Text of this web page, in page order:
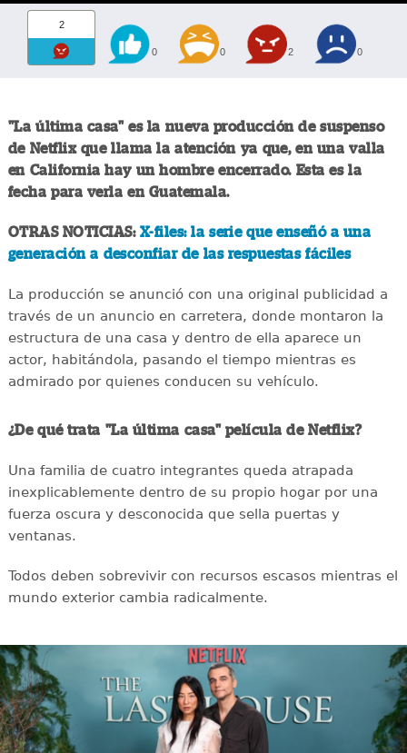
2
0 0 2 0
"La última casa" es la nueva producción de suspenso
de Netflix que llama la atención ya que, en una valla
en California hay un hombre encerrado. Esta es la
fecha para verla en Guatemala.
OTRAS NOTICIAS: X-files: la serie que enseñó a una
generación a desconfiar de las respuestas fáciles
La producción se anunció con una original publicidad a
través de un anuncio en carretera, donde montaron la
estructura de una casa y dentro de ella aparece un
actor, habitándola, pasando el tiempo mientras es
admirado por quienes conducen su vehículo.
¿De qué trata "La última casa" película de Netflix?
Una familia de cuatro integrantes queda atrapada
inexplicablemente dentro de su propio hogar por una
fuerza oscura y desconocida que sella puertas y
ventanas.
Todos deben sobrevivir con recursos escasos mientras el
mundo exterior cambia radicalmente.